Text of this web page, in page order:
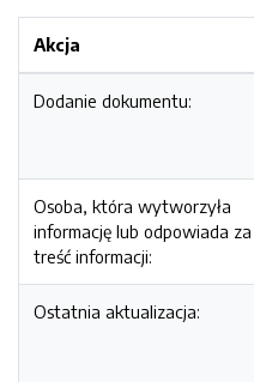
Akcja
Dodanie dokumentu:
Osoba, która wytworzyła
informację lub odpowiada za
treść informacji:
Ostatnia aktualizacja: